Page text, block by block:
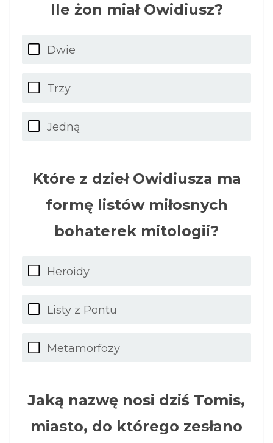
Ile żon miał Owidiusz?
Dwie
Trzy
Jedną
Które z dzieł Owidiusza ma
formę listów miłosnych
bohaterek mitologii?
Heroidy
Listy z Pontu
Metamorfozy
Jaką nazwę nosi dziś Tomis,
miasto, do którego zesłano